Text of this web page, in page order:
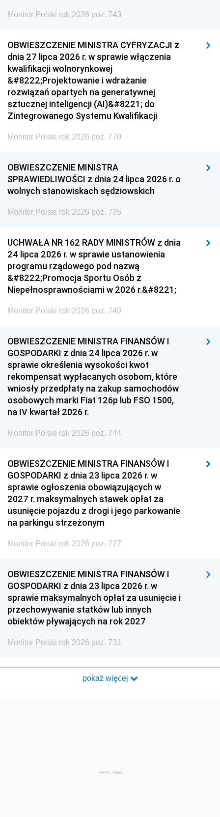
Monitor Polski rok 2026 poz. 743
OBWIESZCZENIE MINISTRA CYFRYZACJI z
dnia 27 lipca 2026 r. w sprawie włączenia
kwalifikacji wolnorynkowej
&#8222;Projektowanie i wdrażanie
rozwiązań opartych na generatywnej
sztucznej inteligencji (AI)&#8221; do
Zintegrowanego Systemu Kwalifikacji
Monitor Polski rok 2026 poz. 770
OBWIESZCZENIE MINISTRA
SPRAWIEDLIWOŚCI z dnia 24 lipca 2026 r. o
wolnych stanowiskach sędziowskich
Monitor Polski rok 2026 poz. 735
UCHWAŁA NR 162 RADY MINISTRÓW z dnia
24 lipca 2026 r. w sprawie ustanowienia
programu rządowego pod nazwą
&#8222;Promocja Sportu Osób z
Niepełnosprawnościami w 2026 r.&#8221;
Monitor Polski rok 2026 poz. 749
OBWIESZCZENIE MINISTRA FINANSÓW I
GOSPODARKI z dnia 24 lipca 2026 r. w
sprawie określenia wysokości kwot
rekompensat wypłacanych osobom, które
wniosły przedpłaty na zakup samochodów
osobowych marki Fiat 126p lub FSO 1500,
na IV kwartał 2026 r.
Monitor Polski rok 2026 poz. 744
OBWIESZCZENIE MINISTRA FINANSÓW I
GOSPODARKI z dnia 23 lipca 2026 r. w
sprawie ogłoszenia obowiązujących w
2027 r. maksymalnych stawek opłat za
usunięcie pojazdu z drogi i jego parkowanie
na parkingu strzeżonym
Monitor Polski rok 2026 poz. 727
OBWIESZCZENIE MINISTRA FINANSÓW I
GOSPODARKI z dnia 23 lipca 2026 r. w
sprawie maksymalnych opłat za usunięcie i
przechowywanie statków lub innych
obiektów pływających na rok 2027
Monitor Polski rok 2026 poz. 731
pokaż więcej
REKLAMA